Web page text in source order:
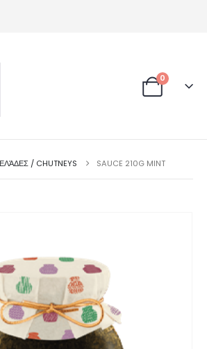
0
/ CHUTNEYS SAUCE 210G MINT